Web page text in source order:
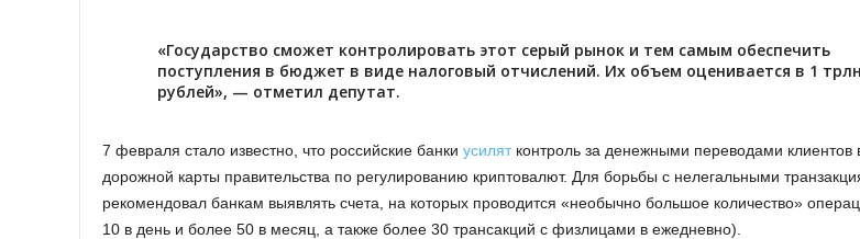
«Государство сможет контролировать этот серый рынок и тем самым обеспечить
поступления в бюджет в виде налоговый отчислений. Их объем оценивается в 1 трлн
рублей», — отметил депутат.
7 февраля стало известно, что российские банки усилятконтроль за денежными переводами клиентов
дорожной карты правительства по регулированию криптовалют. Для борьбы с нелегальными
рекомендовал банкам выявлять счета, на которых проводится «необычно большое количество»
10 в день и более 50 в месяц, а также более 30 трансакций с физлицами в ежедневно).